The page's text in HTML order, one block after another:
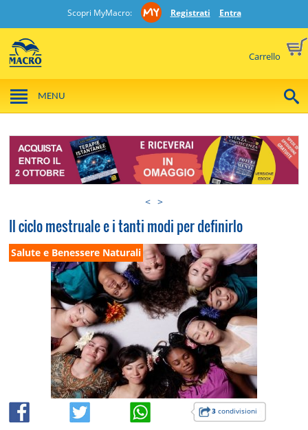
Scopri MyMacro: Registrati Entra
Carrello
MENU
< >
Il ciclo mestruale e i tanti modi per definirlo
Salute e Benessere Naturali
3condivisioni